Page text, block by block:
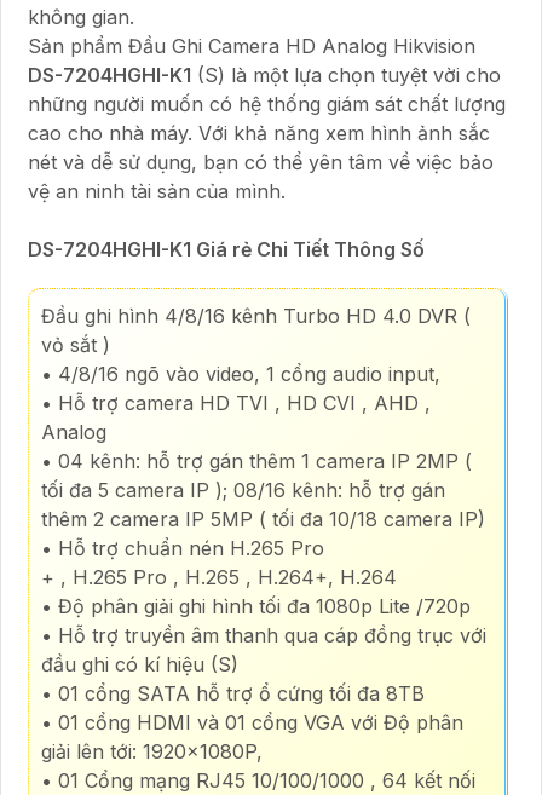
không gian.
Sản phẩm Đầu Ghi Camera HD Analog Hikvision
DS-7204HGHI-K1 (S) là một lựa chọn tuyệt vời cho
những người muốn có hệ thống giám sát chất lượng
cao cho nhà máy. Với khả năng xem hình ảnh sắc
nét và dễ sử dụng, bạn có thể yên tâm về việc bảo
vệ an ninh tài sản của mình.
DS-7204HGHI-K1 Giá rẻ Chi Tiết Thông Số
Đầu ghi hình 4/8/16 kênh Turbo HD 4.0 DVR (
vỏ sắt )
• 4/8/16 ngõ vào video, 1 cổng audio input,
• Hỗ trợ camera HD TVI , HD CVI , AHD ,
Analog
• 04 kênh: hỗ trợ gán thêm 1 camera IP 2MP (
tối đa 5 camera IP ); 08/16 kênh: hỗ trợ gán
thêm 2 camera IP 5MP ( tối đa 10/18 camera IP)
• Hỗ trợ chuẩn nén H.265 Pro
+ , H.265 Pro , H.265 , H.264+, H.264
• Độ phân giải ghi hình tối đa 1080p Lite /720p
• Hỗ trợ truyền âm thanh qua cáp đồng trục với
đầu ghi có kí hiệu (S)
• 01 cổng SATA hỗ trợ ổ cứng tối đa 8TB
• 01 cổng HDMI và 01 cổng VGA với Độ phân
giải lên tới: 1920x1080P,
• 01 Cổng mạng RJ45 10/100/1000 , 64 kết nối